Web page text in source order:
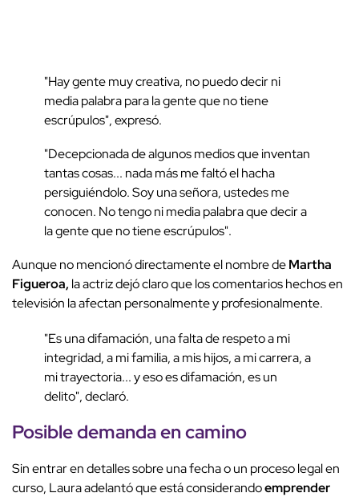
"Hay gente muy creativa, no puedo decir ni
media palabra para la gente que no tiene
escrúpulos", expresó.
"Decepcionada de algunos medios que inventan
tantas cosas... nada más me faltó el hacha
persiguiéndolo. Soy una señora, ustedes me
conocen. No tengo ni media palabra que decir a
la gente que no tiene escrúpulos".
Aunque no mencionó directamente el nombre deMartha
Figueroa, la actriz dejó claro que los comentarios hechos en
televisión la afectan personalmente y profesionalmente.
"Es una difamación, una falta de respeto a mi
integridad, a mi familia, a mis hijos, a mi carrera, a
mi trayectoria... y eso es difamación, es un
delito", declaró.
Posible demanda en camino
Sin entrar en detalles sobre una fecha o un proceso legal en
curso, Laura adelantó que está considerandoemprender